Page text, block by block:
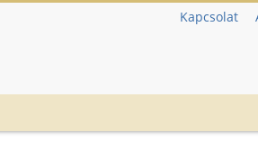
Kapcsolat